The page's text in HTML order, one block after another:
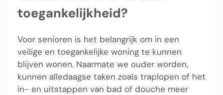
toegankelijkheid?
Voor senioren is het belangrijk om in een
veilige en toegankelijke woning te kunnen
blijven wonen. Naarmate we ouder worden,
kunnen alledaagse taken zoals traplopen of het
in- en uitstappen van bad of douche meer